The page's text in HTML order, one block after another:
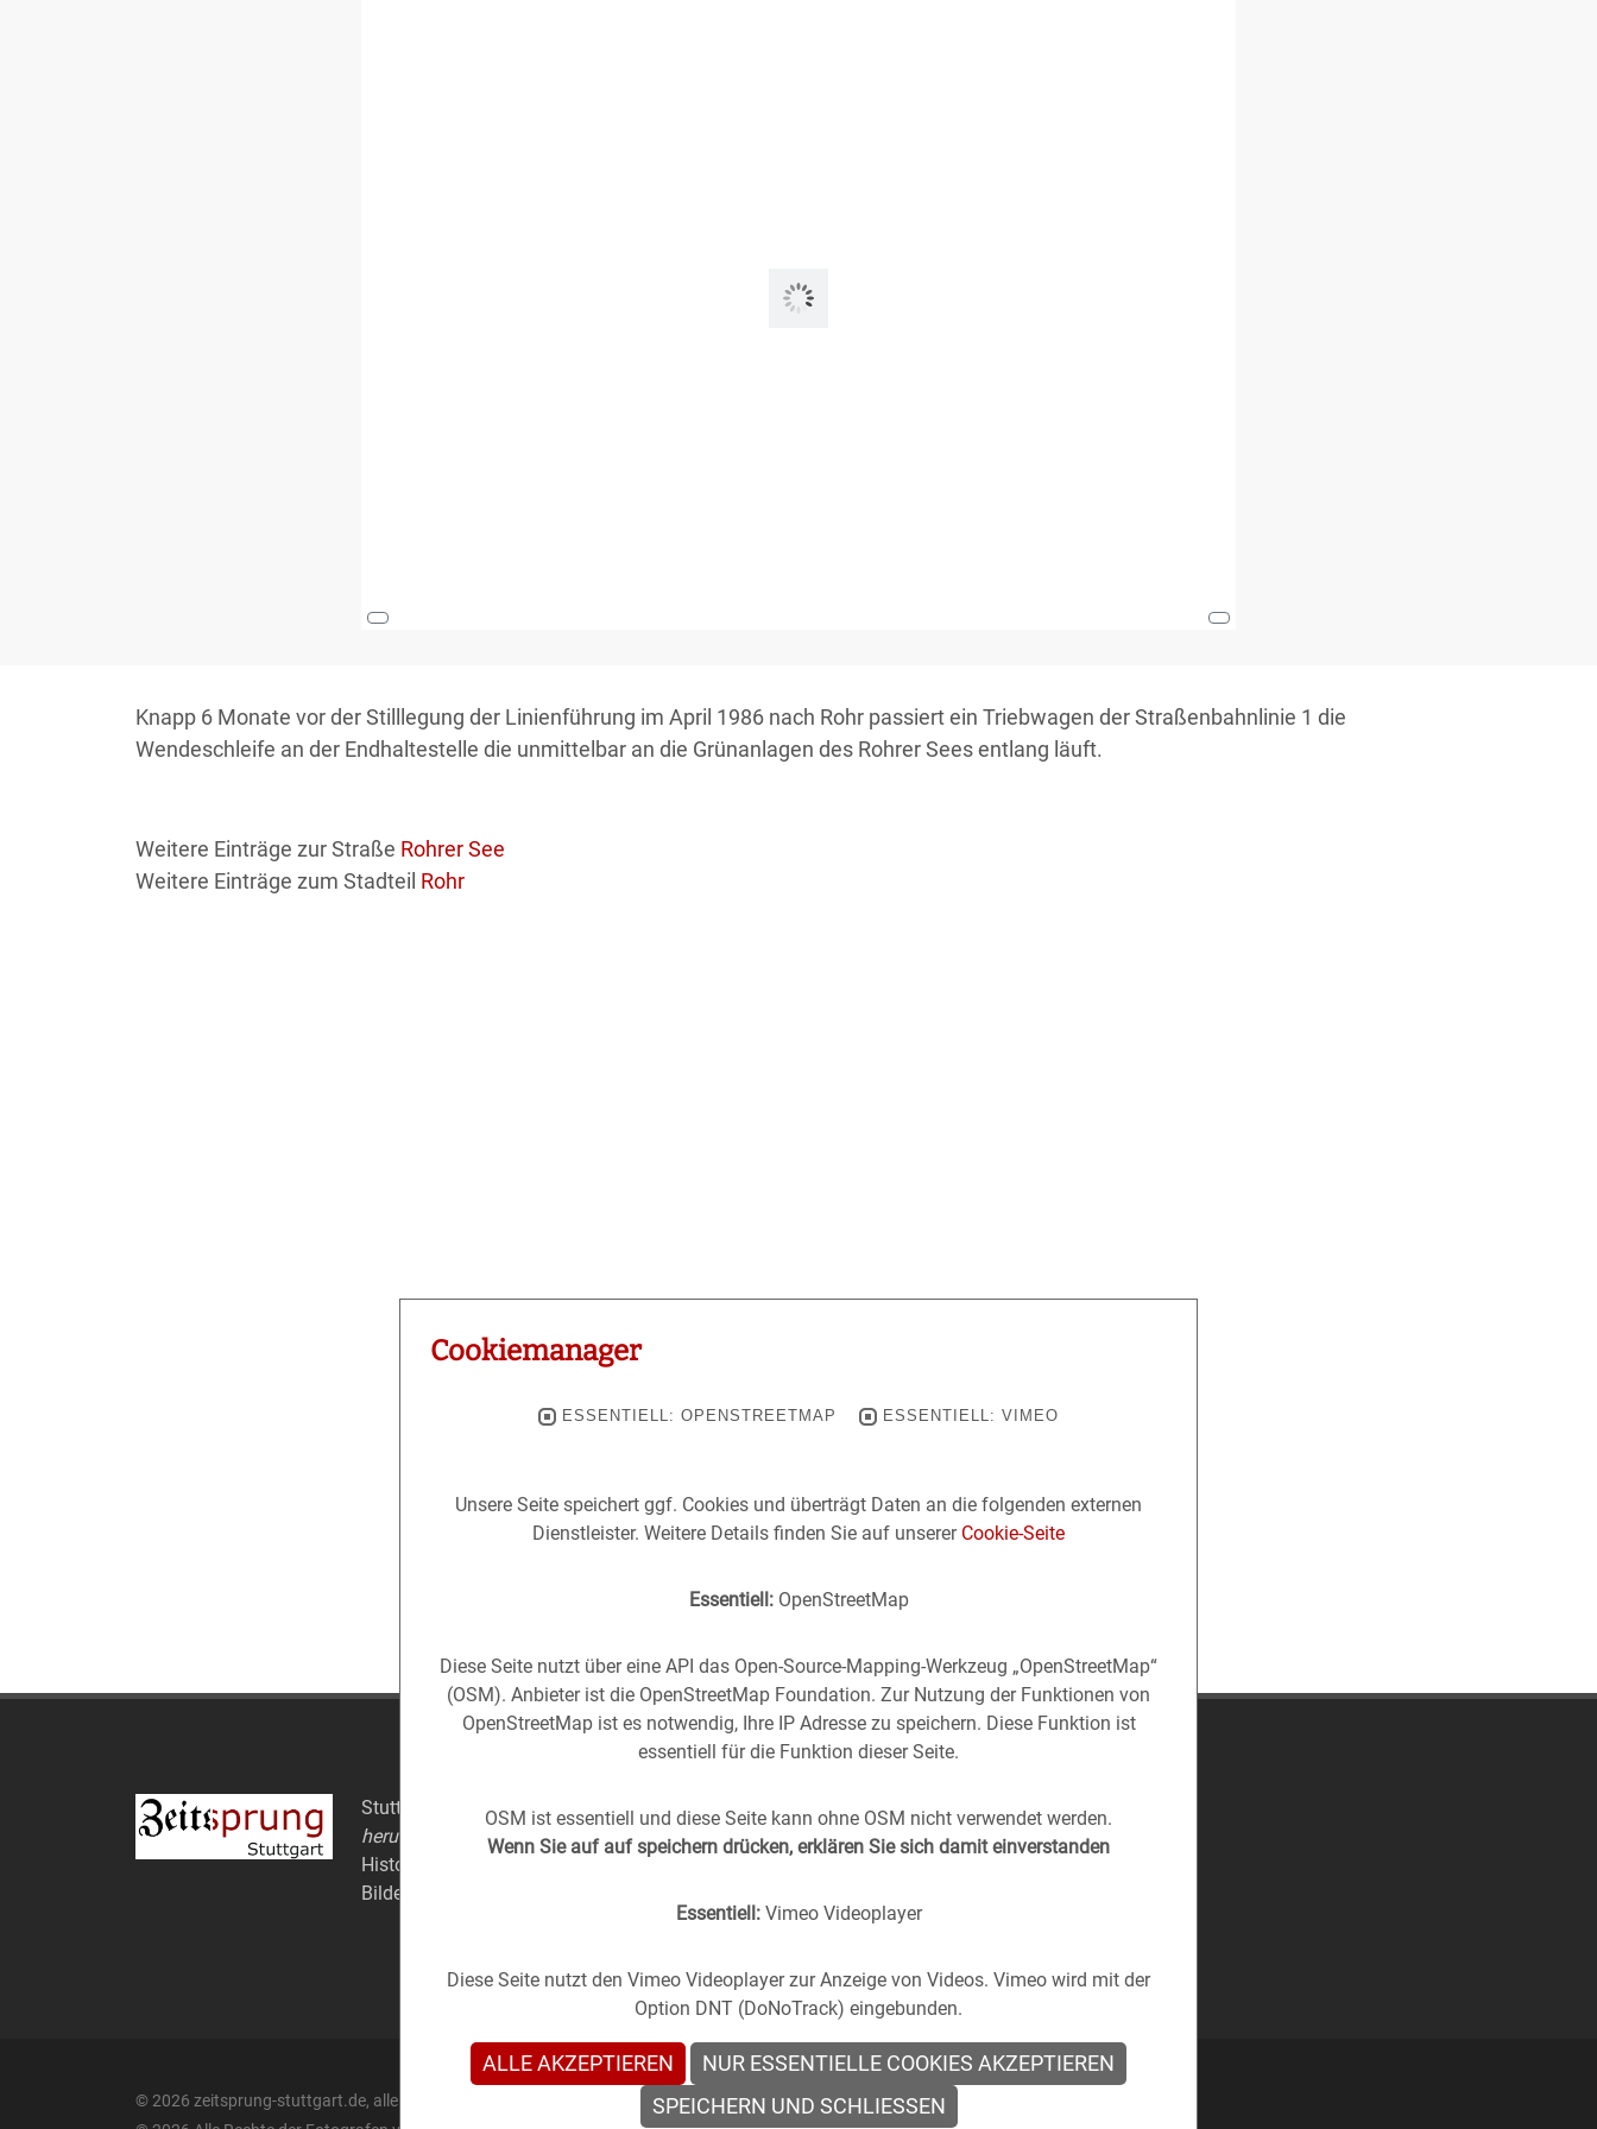
Knapp 6 Monate vor der Stilllegung der Linienführung im April 1986 nach Rohr passiert ein Triebwagen der Straßenbahnlinie 1 die
Wendeschleife an der Endhaltestelle die unmittelbar an die Grünanlagen des Rohrer Sees entlang läuft.
Weitere Einträge zur Straße Rohrer See
Weitere Einträge zum Stadteil Rohr
Stuttgart aus derVergangenheitin die Gegenwart geholt -
(oder anders
herum).
Historische Fotos aus Stuttgart im direkten Vergleich mit zeitgenössischen
Bildern.
© 2026 zeitsprung-stuttgart.de, alle Rechte vorbehalten
Cookiemanager
ESSENTIELL: OPENSTREETMAP ESSENTIELL: VIMEO
Unsere Seite speichert ggf. Cookies und überträgt Daten an die folgenden externen
Dienstleister. Weitere Details finden Sie auf unserer Cookie-Seite
Essentiell:OpenStreetMap
Diese Seite nutzt über eine API das Open-Source-Mapping-Werkzeug „OpenStreetMap“
(OSM). Anbieter ist die OpenStreetMap Foundation. Zur Nutzung der Funktionen von
OpenStreetMap ist es notwendig, Ihre IP Adresse zu speichern. Diese Funktion ist
essentiell für die Funktion dieser Seite.
OSM ist essentiell und diese Seite kann ohne OSM nicht verwendet werden.
Wenn Sie auf auf speichern drücken, erklären Sie sich damit einverstanden
Essentiell:Vimeo Videoplayer
Diese Seite nutzt den Vimeo Videoplayer zur Anzeige von Videos. Vimeo wird mit der
Option DNT (DoNoTrack) eingebunden.
ALLE AKZEPTIEREN
NUR ESSENTIELLE COOKIES AKZEPTIEREN
SPEICHERN UND SCHLIESSEN